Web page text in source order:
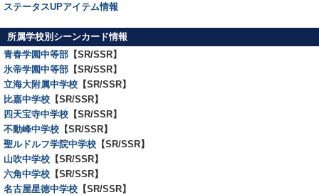
ステータスUPアイテム情報
所属学校別シーンカード情報
青春学園中等部 【SR/SSR】
氷帝学園中等部 【SR/SSR】
立海大附属中学校 【SR/SSR】
比嘉中学校 【SR/SSR】
四天宝寺中学校 【SR/SSR】
不動峰中学校 【SR/SSR】
聖ルドルフ学院中学校 【SR/SSR】
山吹中学校 【SR/SSR】
六角中学校 【SR/SSR】
名古屋星徳中学校 【SR/SSR】